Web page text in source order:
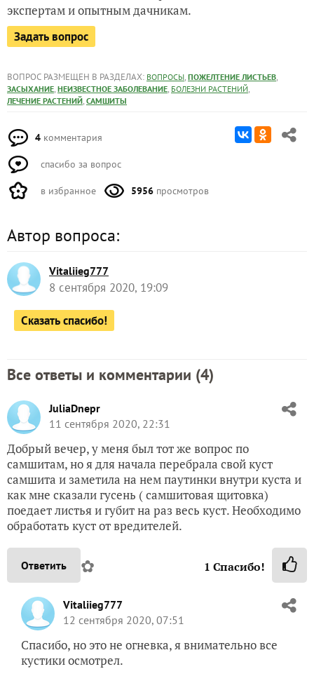
экспертам и опытным дачникам.
Задать вопрос
ВОПРОС РАЗМЕЩЕН В РАЗДЕЛАХ: ВОПРОСЫ, ПОЖЕЛТЕНИЕ ЛИСТЬЕВ,
ЗАСЫХАНИЕ, НЕИЗВЕСТНОЕ ЗАБОЛЕВАНИЕ, БОЛЕЗНИ РАСТЕНИЙ,
ЛЕЧЕНИЕ РАСТЕНИЙ, САМШИТЫ
4 комментария
спасибо за вопрос
в избранное 5956 просмотров
Автор вопроса:
Vitaliieg777
8 сентября 2020, 19:09
Сказать спасибо!
Все ответы и комментарии (4)
JuliaDnepr
11 сентября 2020, 22:31
Добрый вечер, у меня был тот же вопрос по
самшитам, но я для начала перебрала свой куст
самшита и заметила на нем паутинки внутри куста и
как мне сказали гусень ( самшитовая щитовка)
поедает листья и губит на раз весь куст. Необходимо
обработать куст от вредителей.
Ответить ✿ 1 Спасибо!
Vitaliieg777
12 сентября 2020, 07:51
Спасибо, но это не огневка, я внимательно все
кустики осмотрел.